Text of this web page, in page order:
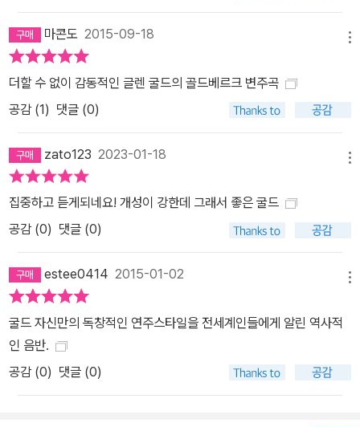
마콘도 2015-09-18
더할 수 없이 감동적인 글렌 굴드의 골드베르크 변주곡
공감 (1) 댓글 (0)
zato123 2023-01-18
집중하고 듣게되네요! 개성이 강한데 그래서 좋은 굴드
공감 (0) 댓글 (0)
estee0414 2015-01-02
굴드 자신만의 독창적인 연주스타일을 전세계인들에게 알린 역사적
인 음반.
공감 (0) 댓글 (0)